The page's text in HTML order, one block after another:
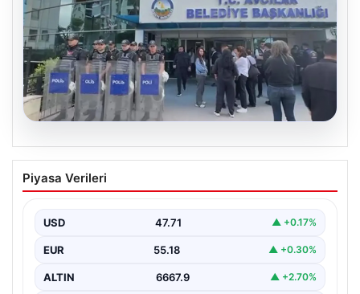
Yatırım araçlarının haftalık performansı
nasıl oldu?
Piyasa Verileri
USD 47.71 ▲ +0.17%
EUR 55.18 ▲ +0.30%
ALTIN 6667.9 ▲ +2.70%